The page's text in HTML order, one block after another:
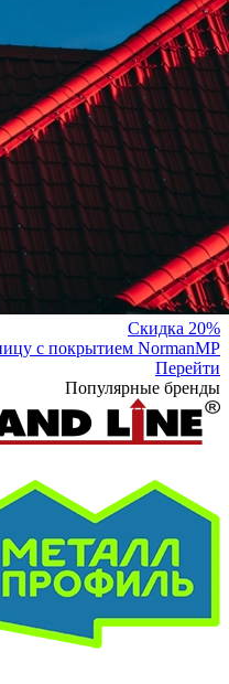
Скидка 20%
с покрытием NormanMP
Перейти
Популярные бренды